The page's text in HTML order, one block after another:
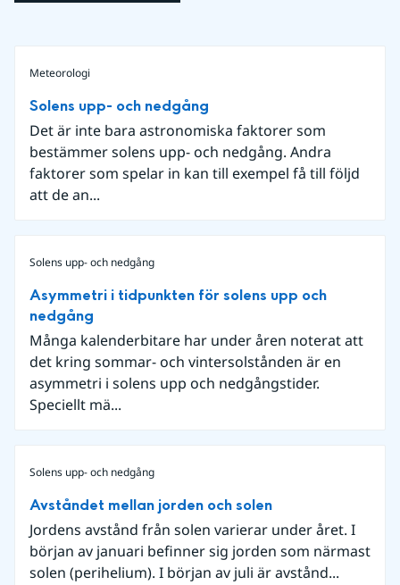
Meteorologi
Solens upp- och nedgång
Det är inte bara astronomiska faktorer som
bestämmer solens upp- och nedgång. Andra
faktorer som spelar in kan till exempel få till följd
att de an...
Solens upp- och nedgång
Asymmetri i tidpunkten för solens upp och
nedgång
Många kalenderbitare har under åren noterat att
det kring sommar- och vintersolstånden är en
asymmetri i solens upp och nedgångstider.
Speciellt mä...
Solens upp- och nedgång
Avståndet mellan jorden och solen
Jordens avstånd från solen varierar under året. I
början av januari befinner sig jorden som närmast
solen (perihelium). I början av juli är avstånd...